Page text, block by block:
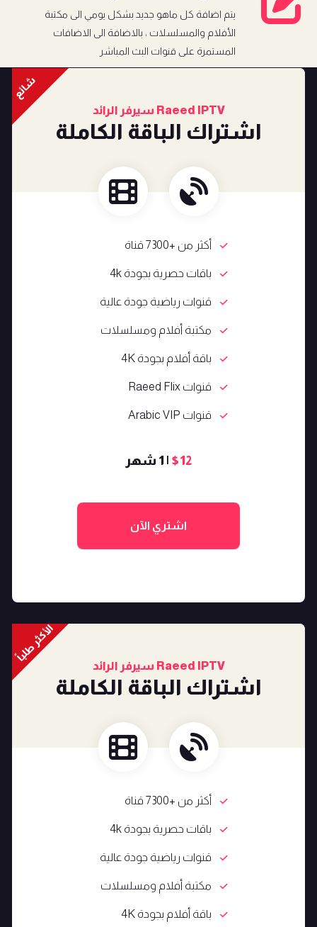
يتم اضافة كل ماهو جديد بشكل يومي الى مكتبة
الأفلام والمسلسلات ، بالاضافة الى الاضافات
المستمرة على قنوات البث المباشر
شائع
Raeed IPTV سيرفر الرائد
اشتراك الباقة الكاملة
أكثر من +7300 قناة
باقات حصرية بجودة 4k
قنوات رياضية جودة عالية
مكتبة أفلام ومسلسلات
باقة أفلام بجودة 4K
قنوات Raeed Flix
قنوات Arabic VIP
$12 | 1 شهر
اشتري الآن
الأكثر طلباً
Raeed IPTV سيرفر الرائد
اشتراك الباقة الكاملة
أكثر من +7300 قناة
باقات حصرية بجودة 4k
قنوات رياضية جودة عالية
مكتبة أفلام ومسلسلات
باقة أفلام بجودة 4K